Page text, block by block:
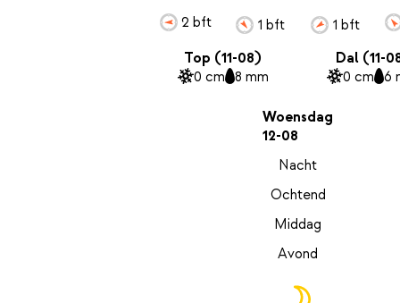
2 bft 1 bft
1 bft
Top (11-08)
0 cm 8 mm
Dal (11-
0 cm 6
Woensdag
12-08
Nacht
Ochtend
Middag
Avond